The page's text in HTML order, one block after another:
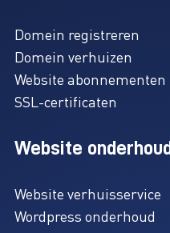
Domein registreren
Domein verhuizen
Website abonnementen
SSL-certificaten
Website onderhoud
Website verhuisservice
Wordpress onderhoud